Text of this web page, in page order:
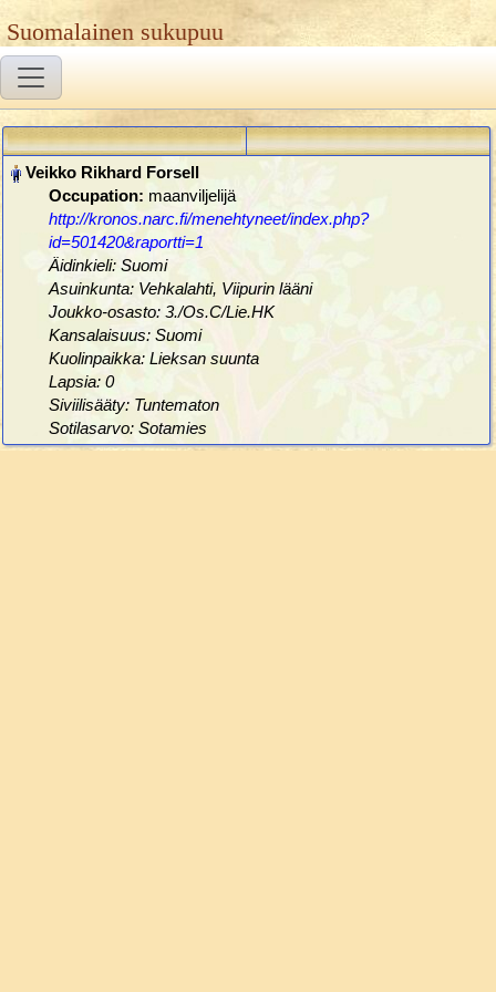
Suomalainen sukupuu
Occupation: maanviljelijä
http://kronos.narc.fi/menehtyneet/index.php?
id=501420&raportti=1
Äidinkieli: Suomi
Asuinkunta: Vehkalahti, Viipurin lääni
Joukko-osasto: 3./Os.C/Lie.HK
Kansalaisuus: Suomi
Kuolinpaikka: Lieksan suunta
Lapsia: 0
Siviilisääty: Tuntematon
Sotilasarvo: Sotamies